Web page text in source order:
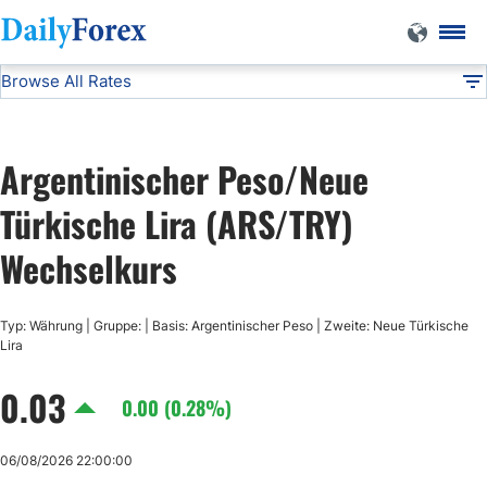
DF Currencies ARS/TRY
Browse All Rates
GBP/USD
USD/CHF
USD/CAD
AUD/USD
Argentinischer Peso/Neue
Türkische Lira (ARS/TRY)
Wechselkurs
Typ: Währung | Gruppe: | Basis: Argentinischer Peso | Zweite: Neue Türkische
Lira
0.03 0.00 (0.28%)
06/08/2026 22:00:00